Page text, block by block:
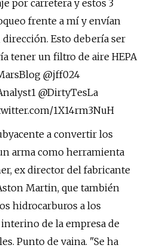
por carretera y estos 3
frente a mí y envían
Esto debería ser
tener un filtro de aire HEPA
@jff024
@DirtyTesLa
1X14rm3NuH
a convertir los
arma como herramienta
ex director del fabricante
Martin, que también
hidrocarburos a los
de la empresa de
Punto de vaina. "Se ha